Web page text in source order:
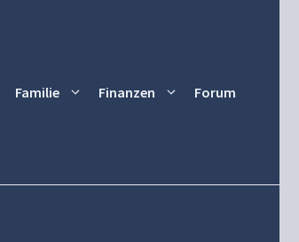
Familie Finanzen Forum